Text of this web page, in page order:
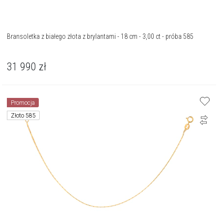
Bransoletka z białego złota z brylantami - 18 cm - 3,00 ct - próba 585
31 990 zł
Promocja
Złoto 585